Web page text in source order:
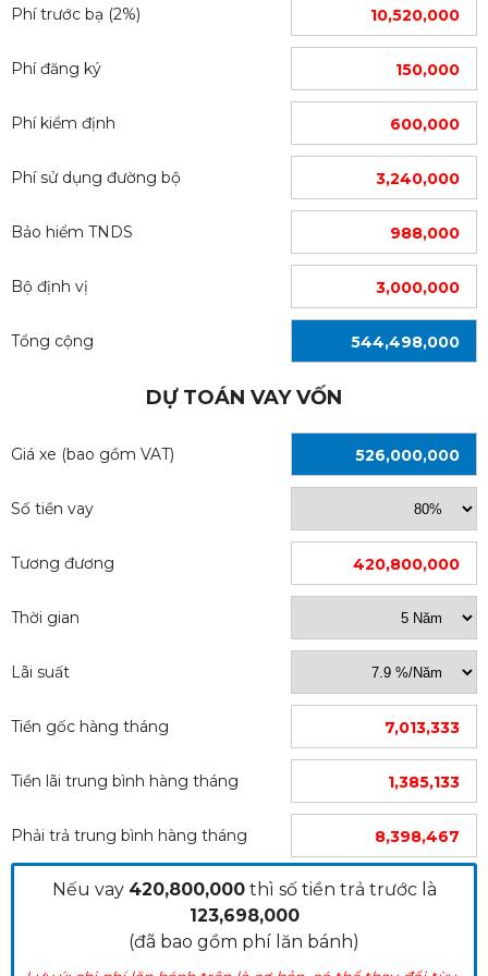
Với chiều dài thùng xe là 3600 mm sẽ giúp cho quá
trình chất xếp hàng hóa được diễn ra một cách
nhanh chống và thuận tiện hơn rất nhiều. Cùng với
đó thì thể tích chứa hàng cũng được cản thiện rất
Phí trước bạ (2%) 10,520,000
Phí đăng ký 150,000
Phí kiểm định 600,000
Phí sử dụng đường bộ 3,240,000
Bảo hiểm TNDS 988,000
Bộ định vị 3,000,000
Tổng cộng 544,498,000
DỰ TOÁN VAY VỐN
Giá xe (bao gồm VAT) 526,000,000
Số tiền vay
Tương đương 420,800,000
Thời gian
Lãi suất
Tiền gốc hàng tháng 7,013,333
Tiền lãi trung bình hàng tháng 1,385,133
Phải trả trung bình hàng tháng 8,398,467
Nếu vay 420,800,000thì số tiền trả trước là
123,698,000
(đã bao gồm phí lăn bánh)